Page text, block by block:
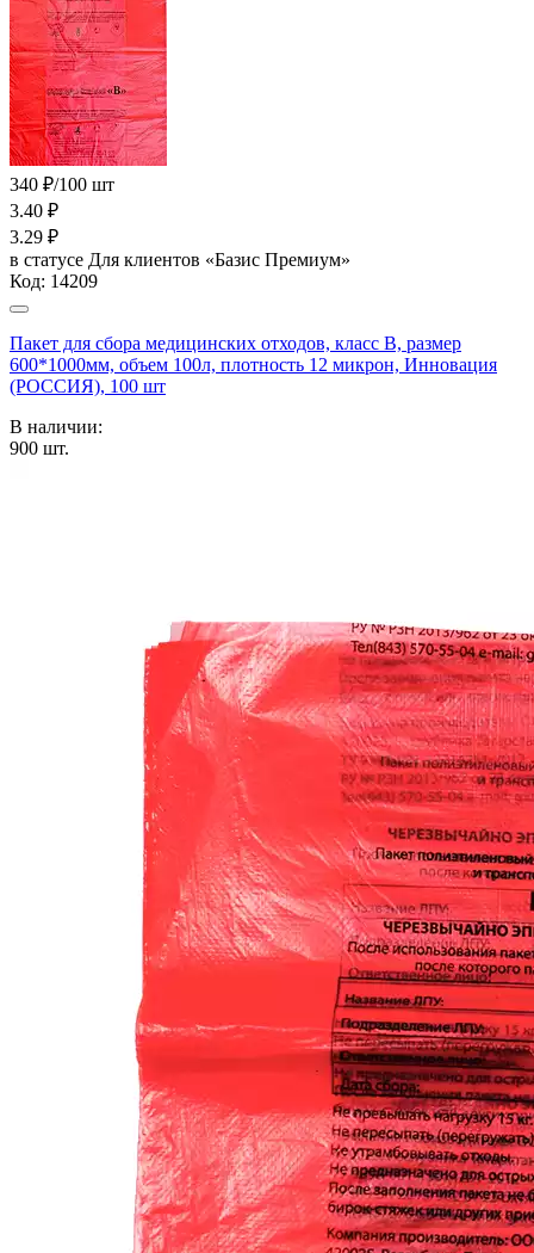
340 ₽/100 шт
3.40 ₽
3.29 ₽
в статусе Для клиентов «Базис Премиум»
Код: 14209
Пакет для сбора медицинских отходов, класс В, размер
600*1000мм, объем 100л, плотность 12 микрон, Инновация
(РОССИЯ), 100 шт
В наличии:
900 шт.